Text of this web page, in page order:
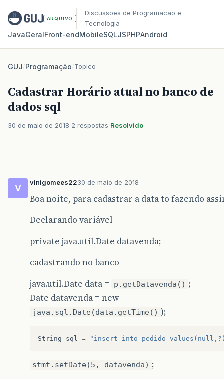
ARQUIVO
Discussoes de Programacao e
Tecnologia
JavaGeralFront‑endMobileSQLJSPHPAndroid
GUJ/Programação/Topico
Cadastrar Horário atual no banco de
dados sql
30 de maio de 2018 2 respostas Resolvido
V
vinigomees2230 de maio de 2018
Boa noite, para cadastrar a data to fazendo
Declarando variável
private java.util.Date datavenda;
cadastrando no banco
java.util.Date data =
p.getDatavenda() ;
Date datavenda = new
java.sql.Date(data.getTime() );
String sql = "insert into pedido
stmt.setDate(5, datavenda) ;